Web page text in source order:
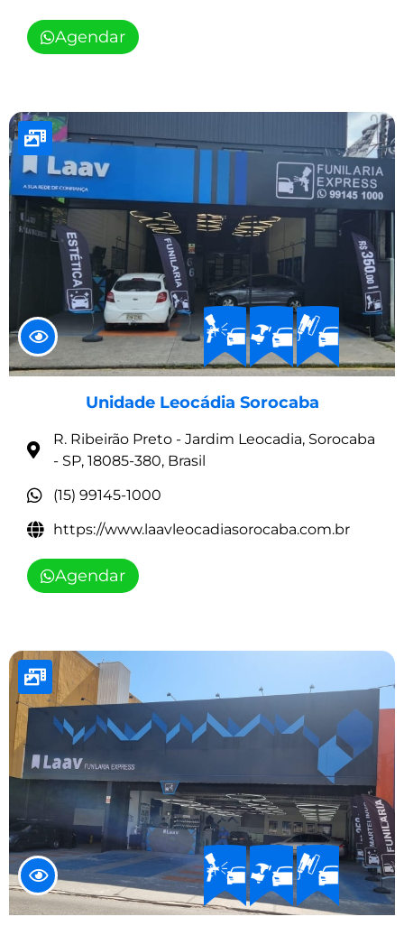
Agendar
Unidade Leocádia Sorocaba
R. Ribeirão Preto - Jardim Leocadia, Sorocaba
- SP, 18085-380, Brasil
(15) 99145-1000
https://www.laavleocadiasorocaba.com.br
Agendar